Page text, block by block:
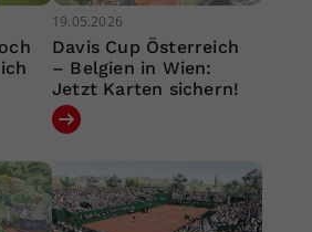
19.05.2026
Davis Cup Österreich
– Belgien in Wien:
Jetzt Karten sichern!